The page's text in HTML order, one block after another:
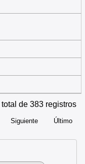
de 383 registros
Siguiente Último